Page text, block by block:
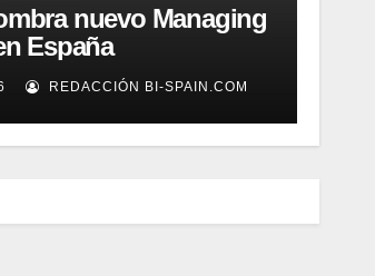
nuevo Managing
España
REDACCIÓN BI-SPAIN.COM